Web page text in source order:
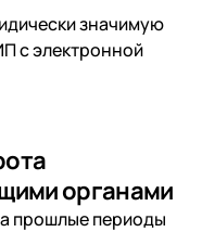
значимую
с электронной
органами
прошлые периоды